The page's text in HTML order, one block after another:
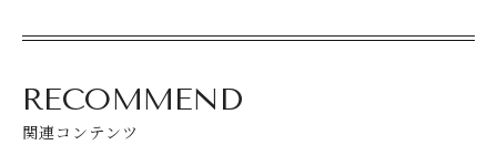
RECOMMEND
関連コンテンツ